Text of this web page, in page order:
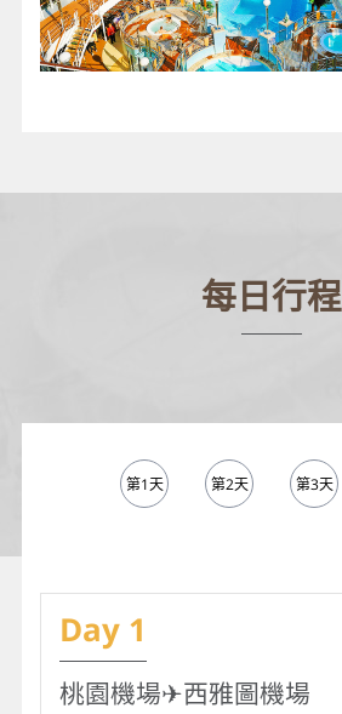
每日行程
第1天 第2天 第3天
Day 1
桃園機場✈︎西雅圖機場